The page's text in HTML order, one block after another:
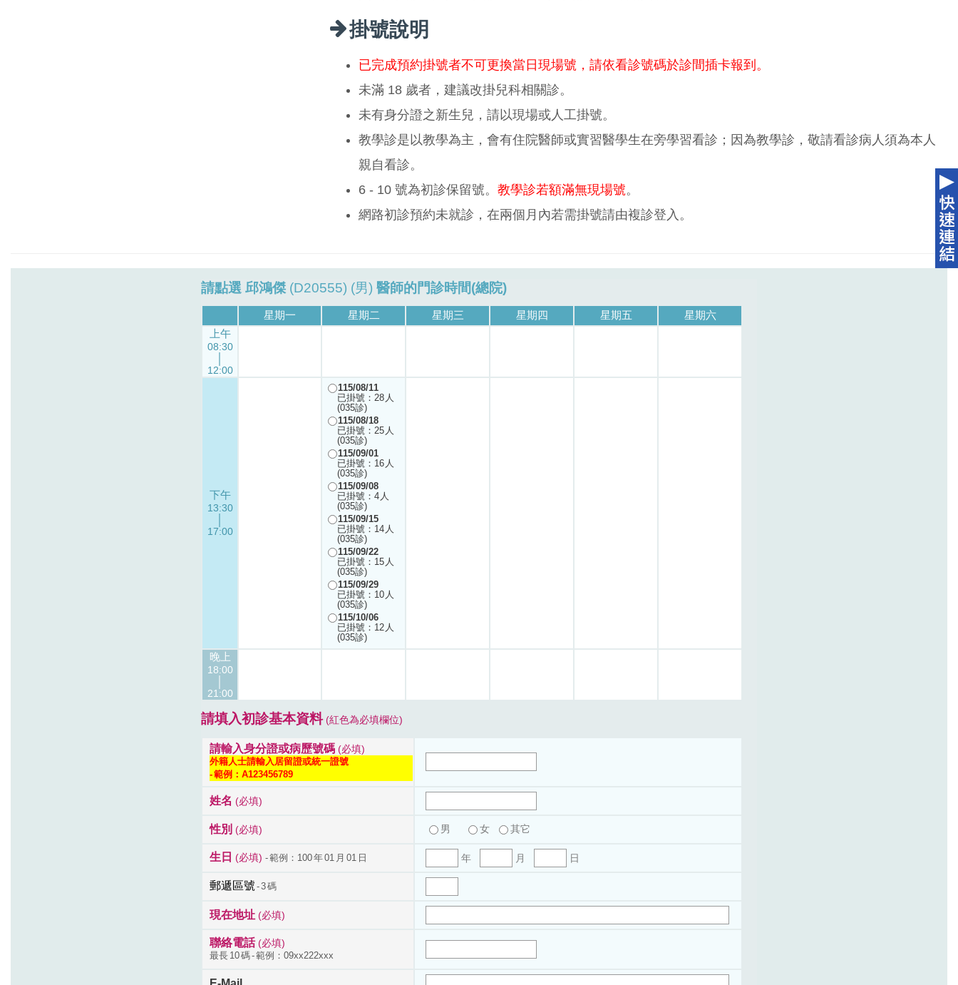
掛號說明
已完成預約掛號者不可更換當日現場號，請依看診號碼於診間插卡報到。
未滿 18 歲者，建議改掛兒科相關診。
未有身分證之新生兒，請以現場或人工掛號。
教學診是以教學為主，會有住院醫師或實習醫學生在旁學習看診；因為教學診，敬請看診病人須為本人
親自看診。
6 - 10 號為初診保留號。 教學診若額滿無現場號。
網路初診預約未就診，在兩個月內若需掛號請由複診登入。